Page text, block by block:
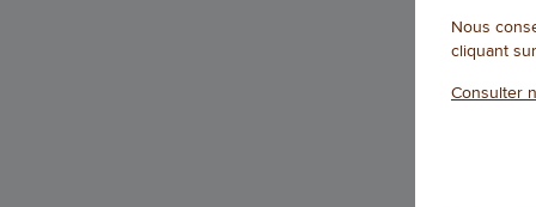
Nous
cliquant
Consulter